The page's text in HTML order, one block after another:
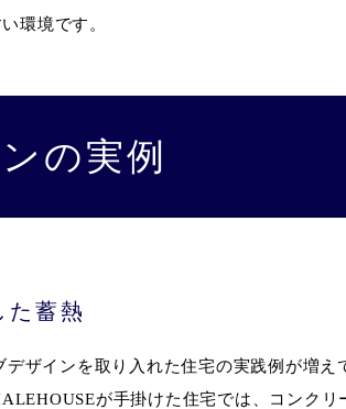
環境です。
の実例
た蓄熱
ザインを取り入れた住宅の実践例が増え
が手掛けた住宅では、コンクリ